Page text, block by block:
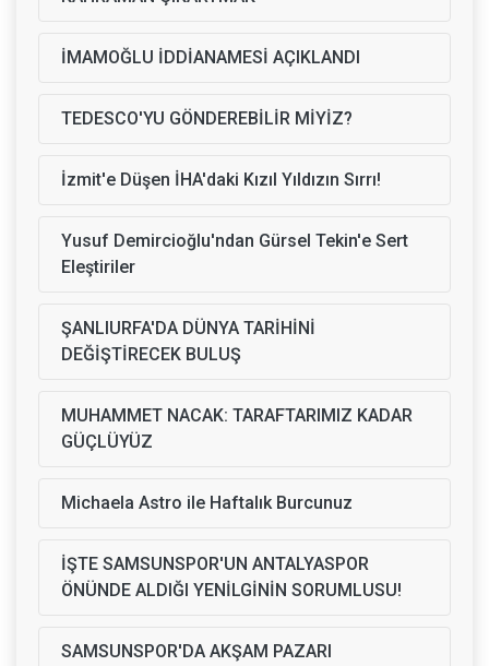
İMAMOĞLU İDDİANAMESİ AÇIKLANDI
TEDESCO'YU GÖNDEREBİLİR MİYİZ?
İzmit'e Düşen İHA'daki Kızıl Yıldızın Sırrı!
Yusuf Demircioğlu'ndan Gürsel Tekin'e Sert
Eleştiriler
ŞANLIURFA'DA DÜNYA TARİHİNİ
DEĞİŞTİRECEK BULUŞ
MUHAMMET NACAK: TARAFTARIMIZ KADAR
GÜÇLÜYÜZ
Michaela Astro ile Haftalık Burcunuz
İŞTE SAMSUNSPOR'UN ANTALYASPOR
ÖNÜNDE ALDIĞI YENİLGİNİN SORUMLUSU!
SAMSUNSPOR'DA AKŞAM PAZARI